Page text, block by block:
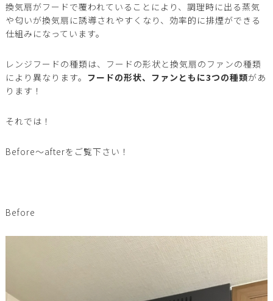
換気扇がフードで覆われていることにより、調理時に出る蒸気
や匂いが換気扇に誘導されやすくなり、効率的に排煙ができる
仕組みになっています。
レンジフードの種類は、フードの形状と換気扇のファンの種類
により異なります。 フードの形状、ファンともに3つの種類があ
ります！
それでは！
Before〜afterをご覧下さい！
Before